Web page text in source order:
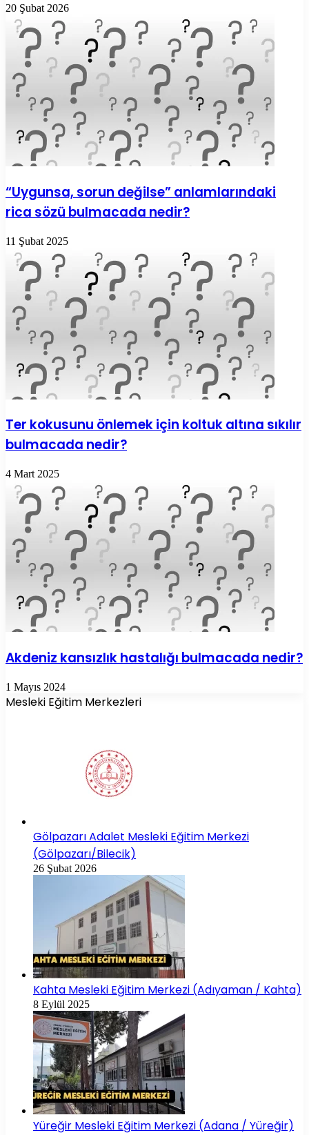
20 Şubat 2026
“Uygunsa, sorun değilse” anlamlarındaki
rica sözü bulmacada nedir?
11 Şubat 2025
Ter kokusunu önlemek için koltuk altına sıkılır
bulmacada nedir?
4 Mart 2025
Akdeniz kansızlık hastalığı bulmacada nedir?
1 Mayıs 2024
Mesleki Eğitim Merkezleri
Gölpazarı Adalet Mesleki Eğitim Merkezi
(Gölpazarı/Bilecik)
26 Şubat 2026
Kahta Mesleki Eğitim Merkezi (Adıyaman / Kahta)
8 Eylül 2025
Yüreğir Mesleki Eğitim Merkezi (Adana / Yüreğir)